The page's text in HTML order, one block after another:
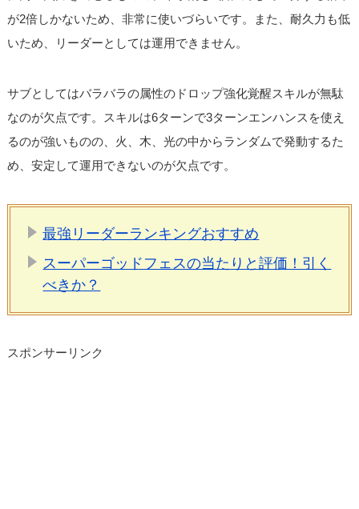
が2倍しかないため、非常に使いづらいです。また、耐久力も低
いため、リーダーとしては運用できません。
サブとしてはバラバラの属性のドロップ強化覚醒スキルが無駄
なのが欠点です。スキルは6ターンで3ターンエンハンスを使え
るのが強いものの、火、木、光の中からランダムで発動するた
め、安定して運用できないのが欠点です。
最強リーダーランキングおすすめ
スーパーゴッドフェスの当たりと評価！引く
べきか？
スポンサーリンク